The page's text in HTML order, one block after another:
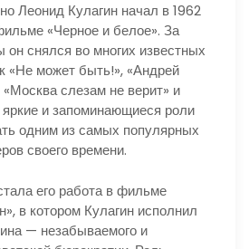
Леонид Кулагин начал в 1962
«Черное и белое». За
снялся во многих известных
«Не может быть!», «Андрей
слезам не верит» и
яркие и запоминающиеся роли
одним из самых популярных
своего времени.
его работа в фильме
в котором Кулагин исполнил
— незабываемого и